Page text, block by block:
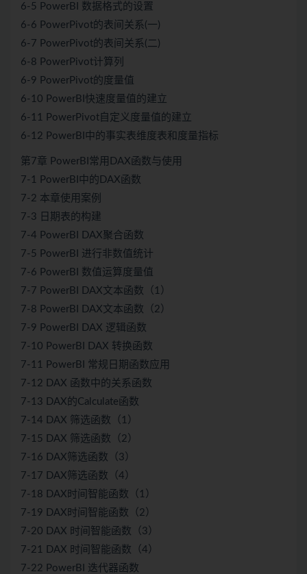
6-5 PowerBI 数据格式的设置
6-6 PowerPivot的表间关系(一)
6-7 PowerPivot的表间关系(二)
6-8 PowerPivot计算列
6-9 PowerPivot的度量值
6-10 PowerBI快速度量值的建立
6-11 PowerPivot自定义度量值的建立
6-12 PowerBI中的事实表维度表和度量指标
第7章 PowerBI常用DAX函数与使用
7-1 PowerBI中的DAX函数
7-2 本章使用案例
7-3 日期表的构建
7-4 PowerBI DAX聚合函数
7-5 PowerBI 进行非数值统计
7-6 PowerBI 数值运算度量值
7-7 PowerBI DAX文本函数（1）
7-8 PowerBI DAX文本函数（2）
7-9 PowerBI DAX 逻辑函数
7-10 PowerBI DAX 转换函数
7-11 PowerBI 常规日期函数应用
7-12 DAX 函数中的关系函数
7-13 DAX的Calculate函数
7-14 DAX 筛选函数（1）
7-15 DAX 筛选函数（2）
7-16 DAX筛选函数（3）
7-17 DAX筛选函数（4）
7-18 DAX时间智能函数（1）
7-19 DAX时间智能函数（2）
7-20 DAX 时间智能函数（3）
7-21 DAX 时间智能函数（4）
7-22 PowerBI 迭代器函数